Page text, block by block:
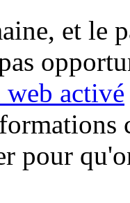
et le
web activé
pour